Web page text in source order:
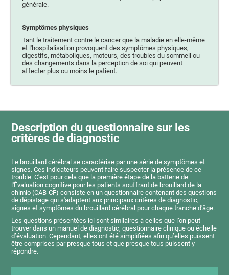
générale.
Symptômes physiques
Tant le traitement contre le cancer que la maladie en elle-même
et l'hospitalisation provoquent des symptômes physiques,
digestifs, métaboliques, moteurs, des troubles du sommeil ou
des changements dans la perception de soi qui peuvent
affecter plus ou moins le patient.
Description du questionnaire sur les
critères de diagnostic
Le brouillard cérébral se caractérise par une série de symptômes et
signes. Ces indicateurs peuvent faire suspecter la présence de ce
trouble. C'est pour cela que la première étape de la batterie de
l'Évaluation cognitive pour les patients souffrant de brouillard de la
chimio (CAB-CF) consiste en un questionnaire contenant des questions
de dépistage qui s'adaptent aux principaux critères de diagnostic,
signes et symptômes du brouillard cérébral pour chaque tranche d'âge.
Les questions présentées ici sont similaires à celles que l’on peut
trouver dans un manuel de diagnostic, questionnaire clinique ou échelle
d’évaluation. Cependant, elles ont été simplifiées afin qu’elles puissent
être comprises par presque tous et que presque tous puissent y
répondre.